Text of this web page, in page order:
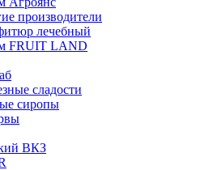
производители
лечебный
FRUIT LAND
сладости
сиропы
ВКЗ